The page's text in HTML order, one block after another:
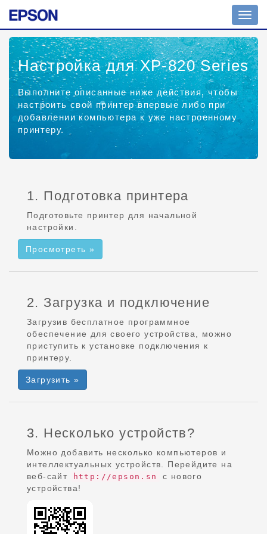
Настройка для XP-820 Series
Выполните описанные ниже действия, чтобы
настроить свой принтер впервые либо при
добавлении компьютера к уже настроенному
принтеру.
1. Подготовка принтера
Подготовьте принтер для начальной
настройки.
Просмотреть »
2. Загрузка и подключение
Загрузив бесплатное программное
обеспечение для своего устройства, можно
приступить к установке подключения к
принтеру.
Загрузить »
3. Несколько устройств?
Можно добавить несколько компьютеров и
интеллектуальных устройств. Перейдите на
веб-сайт
http://epson.sn
с нового
устройства!